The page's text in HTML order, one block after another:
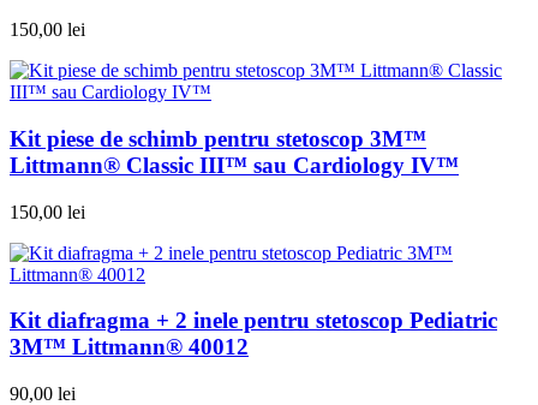
150,00 lei
Kit piese de schimb pentru stetoscop 3M™
Littmann® Classic III™ sau Cardiology IV™
150,00 lei
Kit diafragma + 2 inele pentru stetoscop Pediatric
3M™ Littmann® 40012
90,00 lei